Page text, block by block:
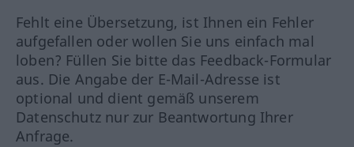
Fehlt eine Übersetzung, ist Ihnen ein Fehler
aufgefallen oder wollen Sie uns einfach mal
loben? Füllen Sie bitte das Feedback-Formular
aus. Die Angabe der E-Mail-Adresse ist
optional und dient gemäß unserem
Datenschutz nur zur Beantwortung Ihrer
Anfrage.